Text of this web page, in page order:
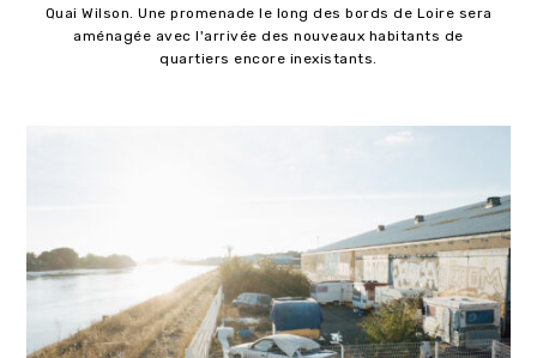
Quai Wilson. Une promenade le long des bords de Loire sera
aménagée avec l'arrivée des nouveaux habitants de
quartiers encore inexistants.